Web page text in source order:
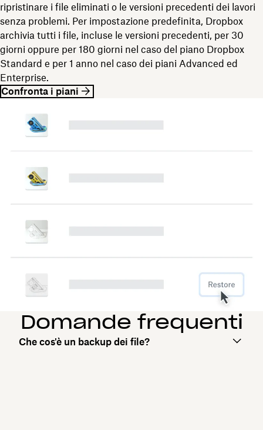
ripristinare i file eliminati o le versioni precedenti dei lavori
senza problemi. Per impostazione predefinita, Dropbox
archivia tutti i file, incluse le versioni precedenti, per 30
giorni oppure per 180 giorni nel caso del piano Dropbox
Standard e per 1 anno nel caso dei piani Advanced ed
Enterprise.
Confronta i piani
Domande frequenti
Che cos'è un backup dei file?